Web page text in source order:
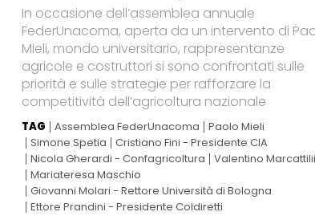
In occasione dell’assemblea annuale
FederUnacoma, aperta da un intervento di
Mieli, mondo universitario, rappresentanze
agricole e costruttori si sono confrontati sulle
priorità e sulle strategie per rafforzare la
competitività dell’agricoltura nazionale
TAG Assemblea FederUnacoma
Paolo Mieli
Simone Spetia
Cristiano Fini - Presidente CIA
Nicola Gherardi - Confagricoltura
Valentino Marcattilii
Mariateresa Maschio
Giovanni Molari - Rettore Università di Bologna
Ettore Prandini - Presidente Coldiretti